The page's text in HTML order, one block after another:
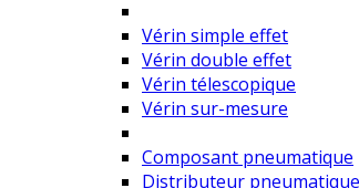
Vérin simple effet
Vérin double effet
Vérin télescopique
Vérin sur-mesure
Composant pneumatique
Distributeur pneumatique